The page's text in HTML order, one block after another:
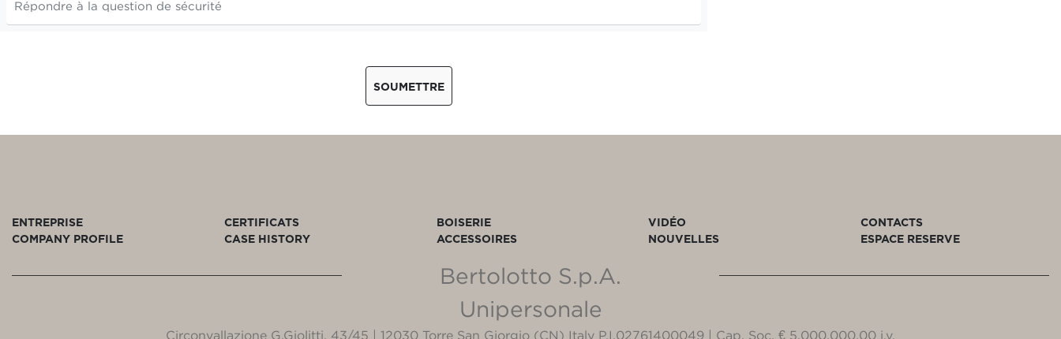
SOUMETTRE
ENTREPRISE
COMPANY PROFILE
CERTIFICATS
CASE HISTORY
BOISERIE
ACCESSOIRES
VIDÉO
NOUVELLES
CONTACTS
ESPACE RESERVE
Bertolotto S.p.A.
Unipersonale
Circonvallazione G.Giolitti, 43/45 | 12030 Torre San Giorgio (CN) Italy P.I.02761400049 | Cap. Soc. € 5.000.000,00 i.v.